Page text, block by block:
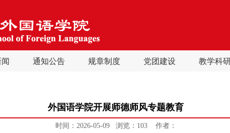
通知公告 规章制度 党团建设 教学科
外国语学院开展师德师风专题教育
时间：2026-05-09 浏览： 103 作者：